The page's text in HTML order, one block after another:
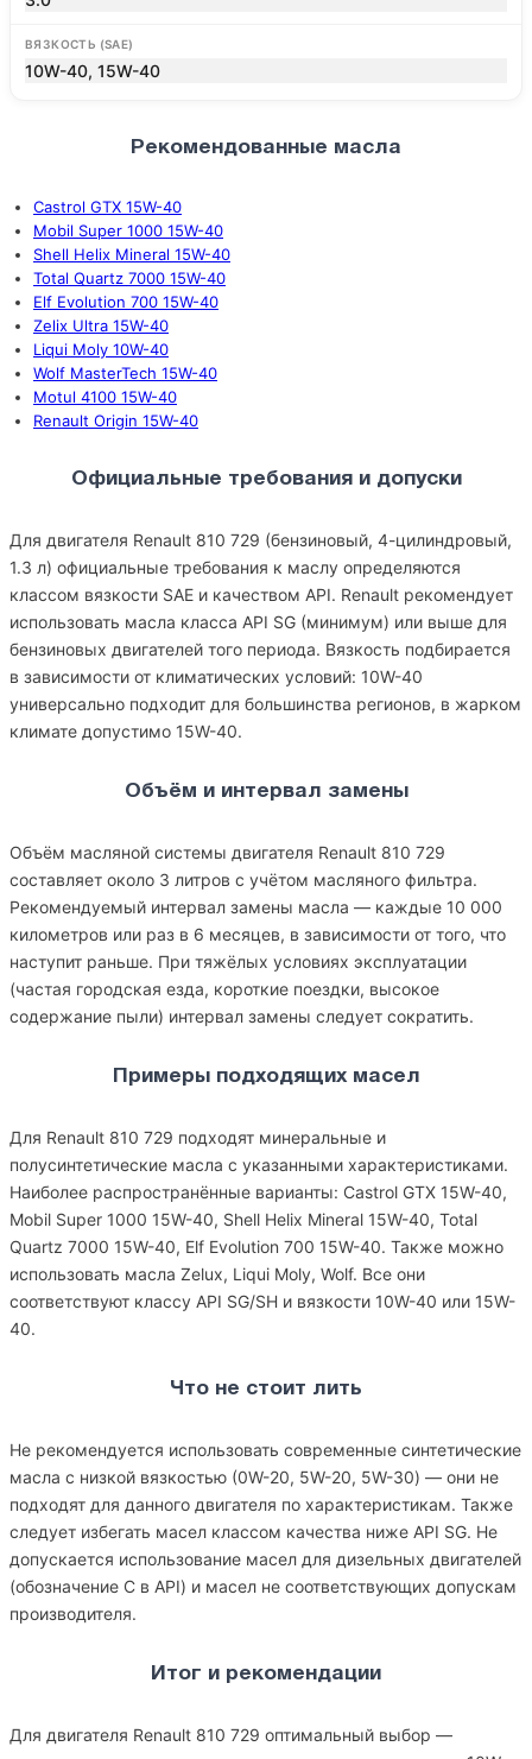
ВЯЗКОСТЬ (SAE)
10W-40, 15W-40
Рекомендованные масла
Castrol GTX 15W-40
Mobil Super 1000 15W-40
Shell Helix Mineral 15W-40
Total Quartz 7000 15W-40
Elf Evolution 700 15W-40
Zelix Ultra 15W-40
Liqui Moly 10W-40
Wolf MasterTech 15W-40
Motul 4100 15W-40
Renault Origin 15W-40
Официальные требования и допуски
Для двигателя Renault 810 729 (бензиновый, 4-цилиндровый,
1.3 л) официальные требования к маслу определяются
классом вязкости SAE и качеством API. Renault рекомендует
использовать масла класса API SG (минимум) или выше для
бензиновых двигателей того периода. Вязкость подбирается
в зависимости от климатических условий: 10W-40
универсально подходит для большинства регионов, в жарком
климате допустимо 15W-40.
Объём и интервал замены
Объём масляной системы двигателя Renault 810 729
составляет около 3 литров с учётом масляного фильтра.
Рекомендуемый интервал замены масла — каждые 10 000
километров или раз в 6 месяцев, в зависимости от того, что
наступит раньше. При тяжёлых условиях эксплуатации
(частая городская езда, короткие поездки, высокое
содержание пыли) интервал замены следует сократить.
Примеры подходящих масел
Для Renault 810 729 подходят минеральные и
полусинтетические масла с указанными характеристиками.
Наиболее распространённые варианты: Castrol GTX 15W-40,
Mobil Super 1000 15W-40, Shell Helix Mineral 15W-40, Total
Quartz 7000 15W-40, Elf Evolution 700 15W-40. Также можно
использовать масла Zelux, Liqui Moly, Wolf. Все они
соответствуют классу API SG/SH и вязкости 10W-40 или 15W-
40.
Что не стоит лить
Не рекомендуется использовать современные синтетические
масла с низкой вязкостью (0W-20, 5W-20, 5W-30) — они не
подходят для данного двигателя по характеристикам. Также
следует избегать масел классом качества ниже API SG. Не
допускается использование масел для дизельных двигателей
(обозначение C в API) и масел не соответствующих допускам
производителя.
Итог и рекомендации
Для двигателя Renault 810 729 оптимальный выбор —